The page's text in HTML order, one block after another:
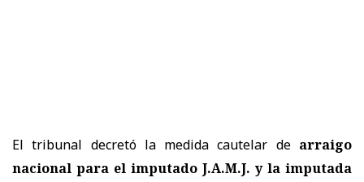
El tribunal decretó la medida cautelar de arraigo
nacional para el imputado J.A.M.J. y la imputada